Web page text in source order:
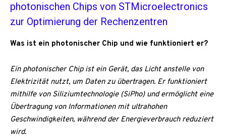
photonischen Chips von STMicroelectronics
zur Optimierung der Rechenzentren
Was ist ein photonischer Chip und wie funktioniert er?
Ein photonischer Chip ist ein Gerät, das Licht anstelle von
Elektrizität nutzt, um Daten zu übertragen. Er funktioniert
mithilfe von Siliziumtechnologie (SiPho) und ermöglicht eine
Übertragung von Informationen mit ultrahohen
Geschwindigkeiten, während der Energieverbrauch reduziert
wird.